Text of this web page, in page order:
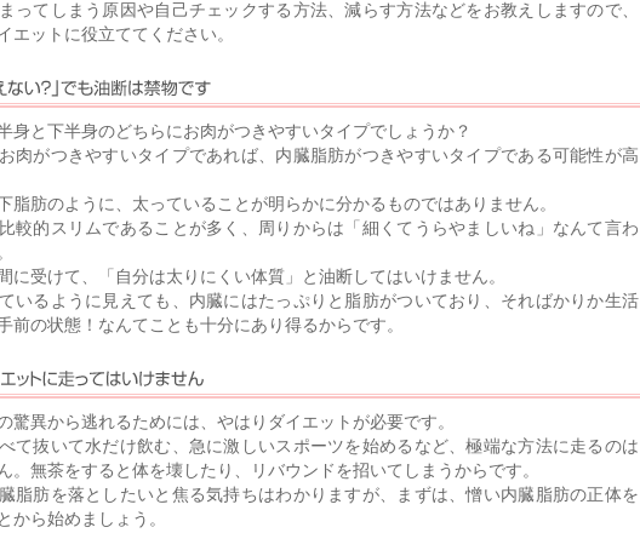
ってしまう原因や自己チェックする方法、減らす方法などをお教えしますので、
エットに役立ててください。
身と下半身のどちらにお肉がつきやすいタイプでしょうか？
肉がつきやすいタイプであれば、内臓脂肪がつきやすいタイプである可能性が高
脂肪のように、太っていることが明らかに分かるものではありません。
較的スリムであることが多く、周りからは「細くてうらやましいね」なんて言わ
に受けて、「自分は太りにくい体質」と油断してはいけません。
いるように見えても、内臓にはたっぷりと脂肪がついており、そればかりか生活
前の状態！なんてことも十分にあり得るからです。
驚異から逃れるためには、やはりダイエットが必要です。
て抜いて水だけ飲む、急に激しいスポーツを始めるなど、極端な方法に走るのは
。無茶をすると体を壊したり、リバウンドを招いてしまうからです。
脂肪を落としたいと焦る気持ちはわかりますが、まずは、憎い内臓脂肪の正体を
から始めましょう。